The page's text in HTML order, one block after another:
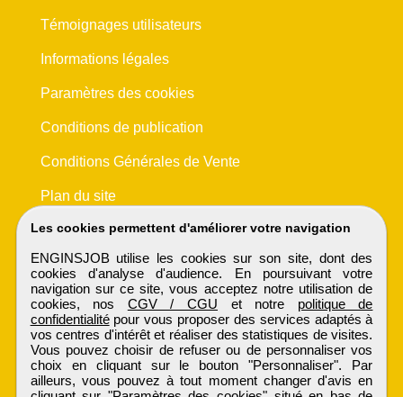
Les cookies permettent d'améliorer votre navigation
ENGINSJOB utilise les cookies sur son site, dont des
cookies d'analyse d'audience. En poursuivant votre
navigation sur ce site, vous acceptez notre utilisation de
cookies, nos CGV / CGU et notre politique de
confidentialitépour vous proposer des services adaptés à
vos centres d'intérêt et réaliser des statistiques de visites.
Vous pouvez choisir de refuser ou de personnaliser vos
choix en cliquant sur le bouton "Personnaliser". Par
ailleurs, vous pouvez à tout moment changer d'avis en
Témoignages utilisateurs
Informations légales
Paramètres des cookies
Conditions de publication
Conditions Générales de Vente
Plan du site